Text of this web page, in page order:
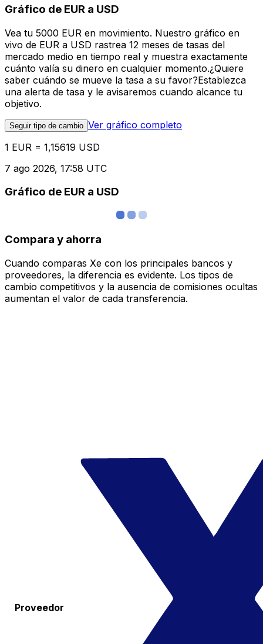
Gráfico de EUR a USD
Vea tu 5000 EUR en movimiento. Nuestro gráfico en
vivo de EUR a USD rastrea 12 meses de tasas del
mercado medio en tiempo real y muestra exactamente
cuánto valía su dinero en cualquier momento.¿Quiere
saber cuándo se mueve la tasa a su favor?Establezca
una alerta de tasa y le avisaremos cuando alcance tu
objetivo.
Seguir tipo de cambio Ver gráfico completo
1 EUR = 1,15619 USD
7 ago 2026, 17:58 UTC
Gráfico de EUR a USD
Compara y ahorra
Cuando comparas Xe con los principales bancos y
proveedores, la diferencia es evidente. Los tipos de
cambio competitivos y la ausencia de comisiones ocultas
aumentan el valor de cada transferencia.
Proveedor